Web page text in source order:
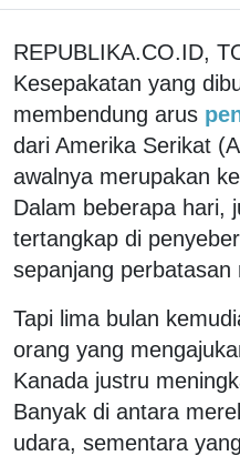
REPUBLIKA.CO.ID,
Kesepakatan yang
membendung arus
dari Amerika Serikat
awalnya merupakan
Dalam beberapa hari,
tertangkap di
sepanjang perbatasan
Tapi lima bulan
orang yang
Kanada justru
Banyak di antara
udara, sementara